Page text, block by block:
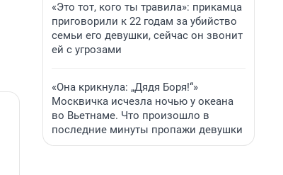
«Это тот, кого ты травила»: прикамца
приговорили к 22 годам за убийство
семьи его девушки, сейчас он звонит
ей с угрозами
«Она крикнула: „Дядя Боря!“»
Москвичка исчезла ночью у океана
во Вьетнаме. Что произошло в
последние минуты пропажи девушки